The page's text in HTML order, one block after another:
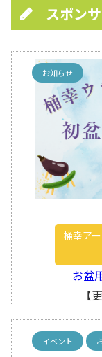
スポン
お知らせ
桶幸ア
お盆
【
イベント